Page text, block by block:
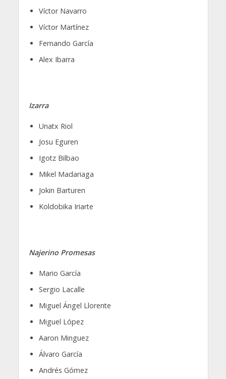
Víctor Navarro
Víctor Martínez
Fernando García
Alex Ibarra
Izarra
Unatx Riol
Josu Eguren
Igotz Bilbao
Mikel Madariaga
Jokin Barturen
Koldobika Iriarte
Najerino Promesas
Mario García
Sergio Lacalle
Miguel Ángel Llorente
Miguel López
Aaron Minguez
Álvaro García
Andrés Gómez